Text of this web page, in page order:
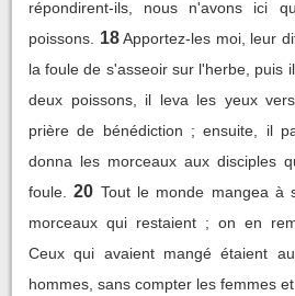
répondirent-ils, nous n'avons ici
poissons.
18 Apportez-les moi, leur
la foule de s'asseoir sur l'herbe, puis
deux poissons, il leva les yeux
prière de bénédiction ; ensuite, il
donna les morceaux aux disciples
foule.
20 Tout le monde mangea à
morceaux qui restaient ; on en
Ceux qui avaient mangé étaient
hommes, sans compter les femmes